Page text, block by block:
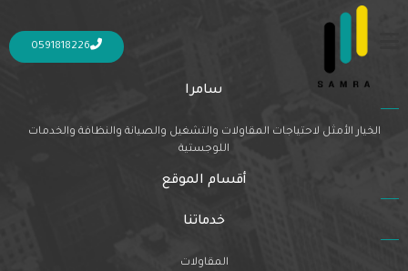
0591818226
Nothing Found
It seems we can’t find what you’re looking for. Perhaps searching can help.
سامرا
الخيار الأمثل لاحتياجات المقاولات والتشغيل والصيانة والنظافة والخدمات
اللوجستية
أقسام الموقع
خدماتنا
المقاولات